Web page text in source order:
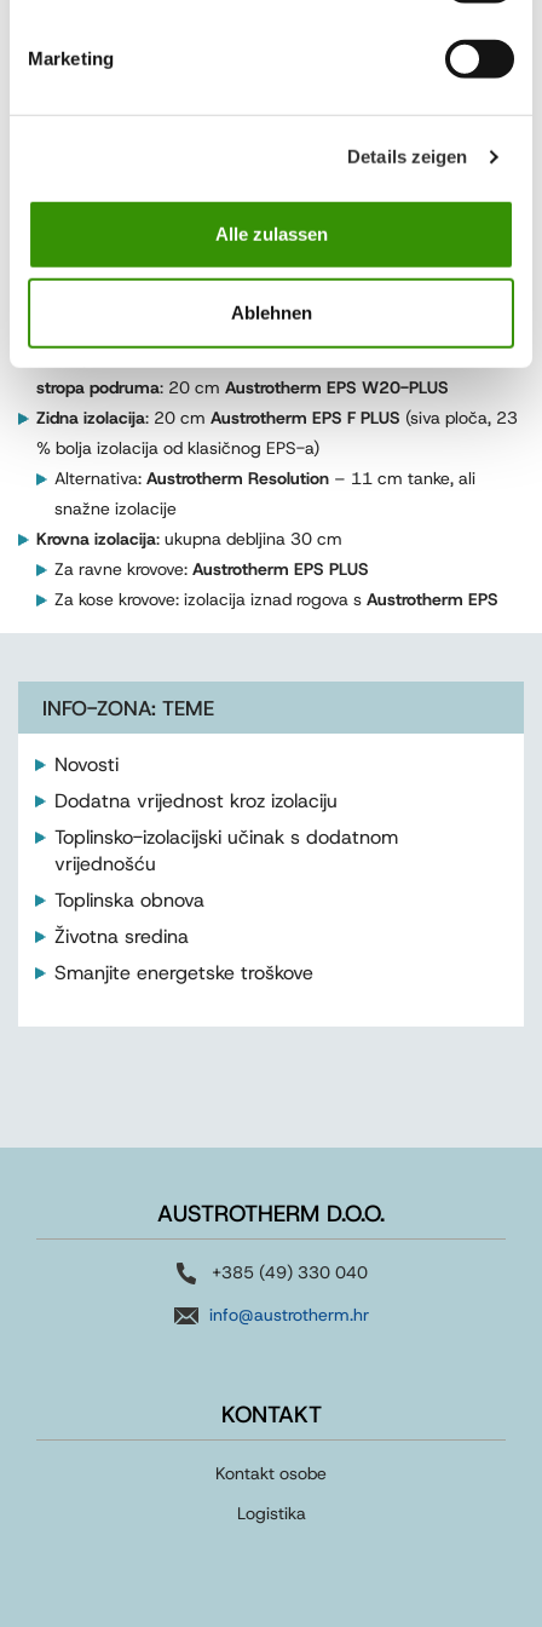
Marketing
Details zeigen
Alle zulassen
Ablehnen
Izolacija zidova, krova i poda – primjer izvedbe
preporučuje se:
16 cm
stropa podruma: 20 cm Austrotherm EPS W20-PLUS
Zidna izolacija: 20 cm Austrotherm EPS F PLUS (siva ploča, 23
% bolja izolacija od klasičnog EPS-a)
Alternativa: Austrotherm Resolution – 11 cm tanke, ali
snažne izolacije
Krovna izolacija: ukupna debljina 30 cm
Za ravne krovove: Austrotherm EPS PLUS
Za kose krovove: izolacija iznad rogova s Austrotherm EPS
INFO-ZONA: TEME
Novosti
Dodatna vrijednost kroz izolaciju
Toplinsko-izolacijski učinak s dodatnom
vrijednošću
Toplinska obnova
Životna sredina
Smanjite energetske troškove
AUSTROTHERM D.O.O.
+385 (49) 330 040
info@austrotherm.hr
KONTAKT
Kontakt osobe
Logistika